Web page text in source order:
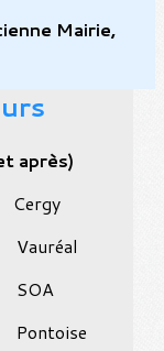
Mairie,
après)